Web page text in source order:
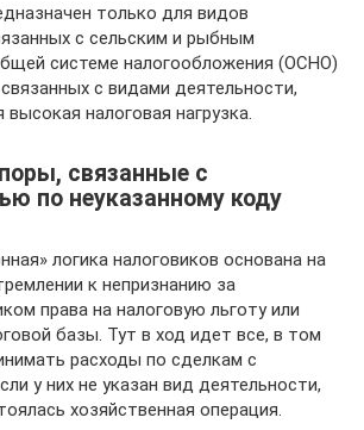
только для видов
с сельским и рыбным
системе налогообложения (ОСНО)
с видами деятельности,
налоговая нагрузка.
связанные с
по неуказанному коду
логика налоговиков основана на
к непризнанию за
права на налоговую льготу или
базы. Тут в ход идет все, в том
расходы по сделкам с
у них не указан вид деятельности,
хозяйственная операция.